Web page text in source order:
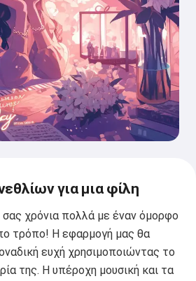
για μια φίλη
σας χρόνια πολλά με έναν όμορφο
τρόπο! Η εφαρμογή μας θα
ευχή χρησιμοποιώντας το
της. Η υπέροχη μουσική και τα